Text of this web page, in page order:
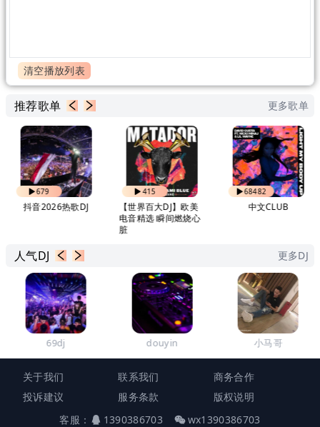
清空播放列表
推荐歌单 更多歌单
679
抖音2026热歌DJ
415
【世界百大DJ】欧美
电音精选 瞬间燃烧心
脏
68482
中文CLUB
人气DJ 更多DJ
69dj douyin 小马哥
关于我们 联系我们
商务合作
投诉建议
服务条款
版权说明
客服：
1390386703 wx1390386703